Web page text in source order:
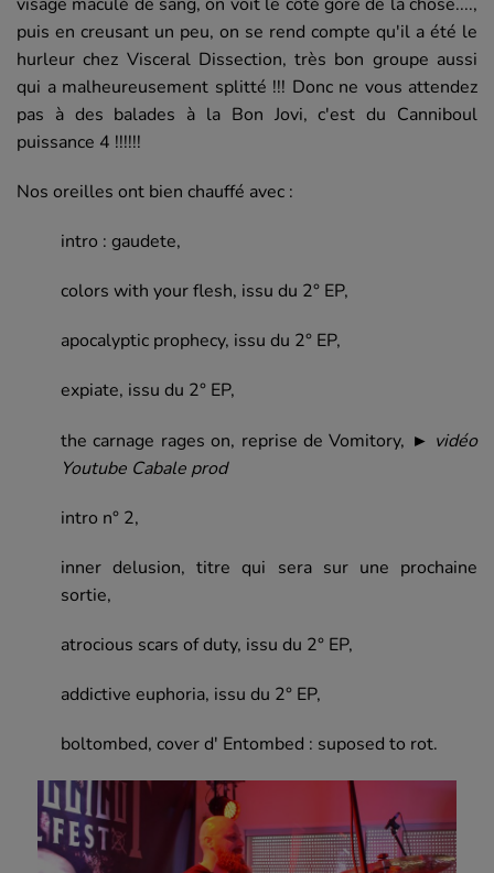
visage maculé de sang, on voit le côté gore de la chose....,
puis en creusant un peu, on se rend compte qu'il a été le
hurleur chez Visceral Dissection, très bon groupe aussi
qui a malheureusement splitté !!! Donc ne vous attendez
pas à des balades à la Bon Jovi, c'est du Canniboul
puissance 4 !!!!!!
Nos oreilles ont bien chauffé avec :
intro : gaudete,
colors with your flesh, issu du 2° EP,
apocalyptic prophecy, issu du 2° EP,
expiate, issu du 2° EP,
the carnage rages on, reprise de Vomitory, ► vidéo
Youtube Cabale prod
intro n° 2,
inner delusion, titre qui sera sur une prochaine
sortie,
atrocious scars of duty, issu du 2° EP,
addictive euphoria, issu du 2° EP,
boltombed, cover d' Entombed : suposed to rot.